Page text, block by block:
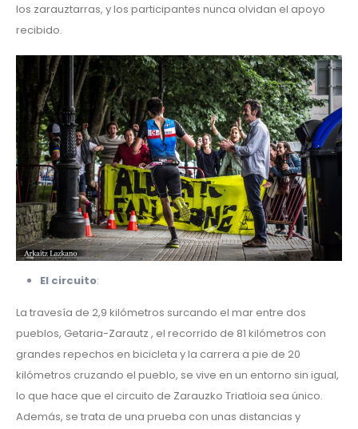
los zarauztarras, y los participantes nunca olvidan el apoyo
recibido.
El circuito:
La travesía de 2,9 kilómetros surcando el mar entre dos
pueblos, Getaria-Zarautz , el recorrido de 81 kilómetros con
grandes repechos en bicicleta y la carrera a pie de 20
kilómetros cruzando el pueblo, se vive en un entorno sin igual,
lo que hace que el circuito de Zarauzko Triatloia sea único.
Además, se trata de una prueba con unas distancias y